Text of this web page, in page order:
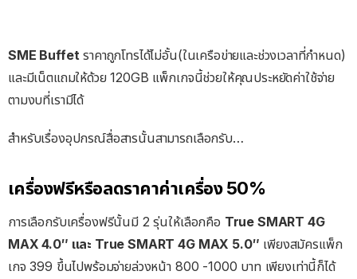
SME Buffet ราคาถูกโทรได้ไม่อั้น(ในเครือข่ายและช่วงเวลาที่กำหนด)
และมีเน็ตแถมให้ด้วย 120GB แพ็กเกจนี้ช่วยให้คุณประหยัดค่าใช้จ่าย
ตามงบที่เรามีได้
สำหรับเรื่องอุปกรณ์สื่อสารนั้นสามารถเลือกรับ…
เครื่องฟรีหรือลดราคาค่าเครื่อง 50%
การเลือกรับเครื่องฟรีนั้นมี 2 รุ่นให้เลือกคือ True SMART 4G
MAX 4.0″ และ True SMART 4G MAX 5.0″ เพียงสมัครแพ็ก
เกจ 399 ขึ้นไปพร้อมจ่ายล่วงหน้า 800 -1000 บาท เพียงเท่านี้ก็ได้